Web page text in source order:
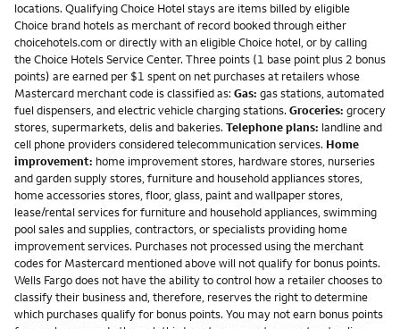
locations. Qualifying Choice Hotel stays are items billed by eligible
Choice brand hotels as merchant of record booked through either
choicehotels.com or directly with an eligible Choice hotel, or by calling
the Choice Hotels Service Center. Three points (1 base point plus 2 bonus
points) are earned per $1 spent on net purchases at retailers whose
Mastercard merchant code is classified as: Gas: gas stations, automated
fuel dispensers, and electric vehicle charging stations. Groceries: grocery
stores, supermarkets, delis and bakeries. Telephone plans: landline and
cell phone providers considered telecommunication services. Home
improvement: home improvement stores, hardware stores, nurseries
and garden supply stores, furniture and household appliances stores,
home accessories stores, floor, glass, paint and wallpaper stores,
lease/rental services for furniture and household appliances, swimming
pool sales and supplies, contractors, or specialists providing home
improvement services. Purchases not processed using the merchant
codes for Mastercard mentioned above will not qualify for bonus points.
Wells Fargo does not have the ability to control how a retailer chooses to
classify their business and, therefore, reserves the right to determine
which purchases qualify for bonus points. You may not earn bonus points